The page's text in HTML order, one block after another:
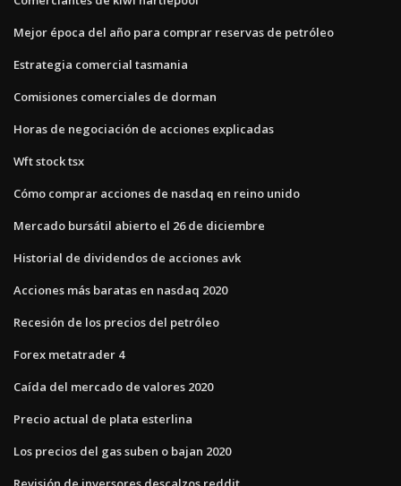
Mejor época del año para comprar reservas de petróleo
Estrategia comercial tasmania
Comisiones comerciales de dorman
Horas de negociación de acciones explicadas
Wft stock tsx
Cómo comprar acciones de nasdaq en reino unido
Mercado bursátil abierto el 26 de diciembre
Historial de dividendos de acciones avk
Acciones más baratas en nasdaq 2020
Recesión de los precios del petróleo
Forex metatrader 4
Caída del mercado de valores 2020
Precio actual de plata esterlina
Los precios del gas suben o bajan 2020